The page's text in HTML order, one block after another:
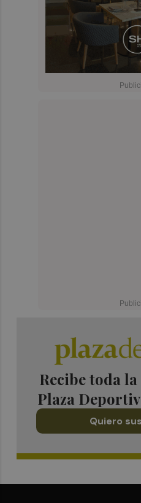
Recibe toda
Plaza
Quiero